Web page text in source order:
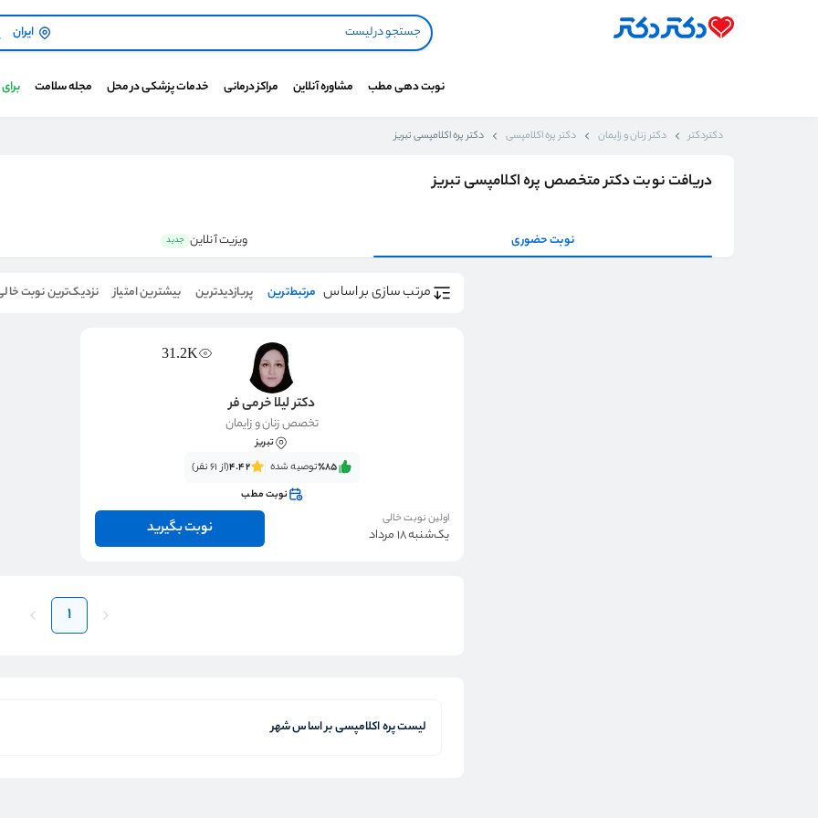
ایران
نوبت دهی مطب مشاوره آنلاین مراکز درمانی خدمات پزشکی در محل مجله سلامت
دکتردکتر دکتر زنان و زایمان دکتر پره اکلامپسی دکتر پره اکلامپسی تبریز
دریافت نوبت دکتر متخصص پره اکلامپسی تبریز
نوبت حضوری ویزیت آنلاین جدید
مرتب سازی بر اساس مرتبط‌ترین پربازدیدترین بیشترین امتیاز نزدیک‌ترین نوبت
31.2K
دکتر لیلا خرمی فر
تخصص زنان و زایمان
تبریز
٪85‌‌‌توصیه شده 4.42(از 61 نفر)
نوبت مطب
اولین نوبت خالی
یک‌شنبه 18 مرداد نوبت بگیرید
1
لیست پره اکلامپسی بر اساس شهر